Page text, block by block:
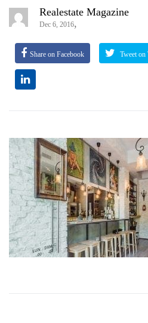
Realestate Magazine
Dec 6, 2016,
Share on Facebook Tweet on